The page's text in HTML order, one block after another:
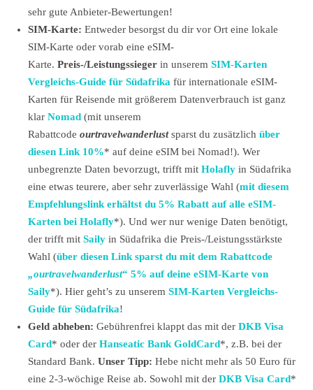
sehr gute Anbieter-Bewertungen!
SIM-Karte: Entweder besorgst du dir vor Ort eine lokale
SIM-Karte oder vorab eine eSIM-
Karte. Preis-/Leistungssieger in unserem SIM-Karten
Vergleichs-Guide für Südafrika für internationale eSIM-
Karten für Reisende mit größerem Datenverbrauch ist ganz
klar Nomad (mit unserem
Rabattcode ourtravelwanderlust sparst du zusätzlich über
diesen Link 10%* auf deine eSIM bei Nomad!). Wer
unbegrenzte Daten bevorzugt, trifft mit Holafly in Südafrika
eine etwas teurere, aber sehr zuverlässige Wahl (mit diesem
Empfehlungslink erhältst du 5% Rabatt auf alle eSIM-
Karten bei Holafly*). Und wer nur wenige Daten benötigt,
der trifft mit Saily in Südafrika die Preis-/Leistungsstärkste
Wahl (über diesen Link sparst du mit dem Rabattcode
„ourtravelwanderlust“ 5% auf deine eSIM-Karte von
Saily*). Hier geht’s zu unserem SIM-Karten Vergleichs-
Guide für Südafrika!
Geld abheben: Gebührenfrei klappt das mit der DKB Visa
Card* oder der Hanseatic Bank GoldCard*, z.B. bei der
Standard Bank. Unser Tipp: Hebe nicht mehr als 50 Euro für
eine 2-3-wöchige Reise ab. Sowohl mit der DKB Visa Card*